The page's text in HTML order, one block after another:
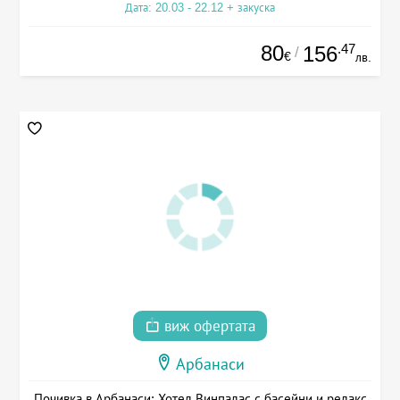
Дата: 20.03 - 22.12 + закуска
80€ / 156.47
лв.
виж офертата
Арбанаси